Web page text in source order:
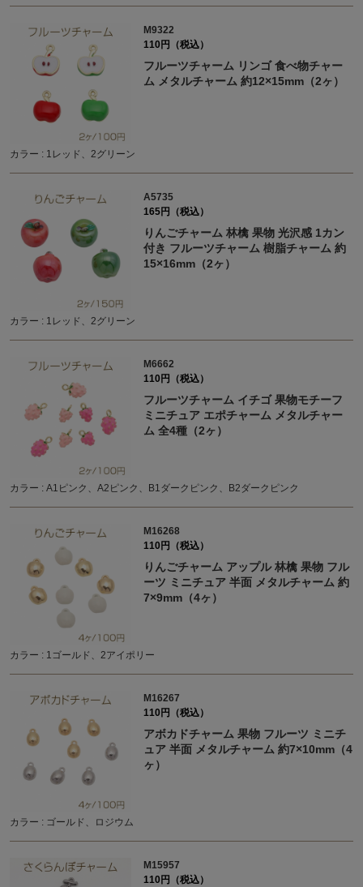
M9322
110円（税込）
フルーツチャーム リンゴ 食べ物チャー
ム メタルチャーム 約12×15mm（2ヶ）
カラー : 1レッド、2グリーン
A5735
165円（税込）
りんごチャーム 林檎 果物 光沢感 1カン
付き フルーツチャーム 樹脂チャーム 約
15×16mm（2ヶ）
カラー : 1レッド、2グリーン
M6662
110円（税込）
フルーツチャーム イチゴ 果物モチーフ
ミニチュア エポチャーム メタルチャー
ム 全4種（2ヶ）
カラー : A1ピンク、A2ピンク、B1ダークピンク、B2ダークピンク
M16268
110円（税込）
りんごチャーム アップル 林檎 果物 フル
ーツ ミニチュア 半面 メタルチャーム 約
7×9mm（4ヶ）
カラー : 1ゴールド、2アイポリー
M16267
110円（税込）
アボカドチャーム 果物 フルーツ ミニチ
ュア 半面 メタルチャーム 約7×10mm（4
ヶ）
カラー : ゴールド、ロジウム
M15957
110円（税込）